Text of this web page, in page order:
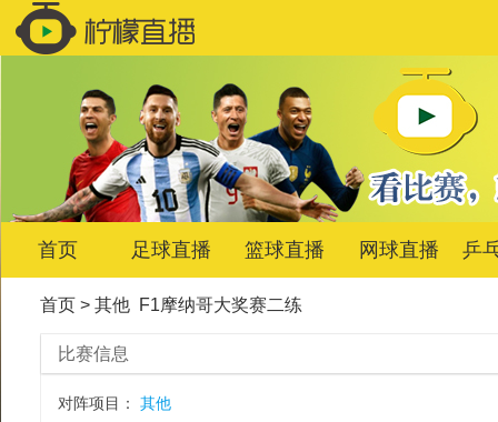
首页 足球直播 篮球直播 网球直播 乒
首页> 其他 F1摩纳哥大奖赛二练
比赛信息
对阵项目： 其他